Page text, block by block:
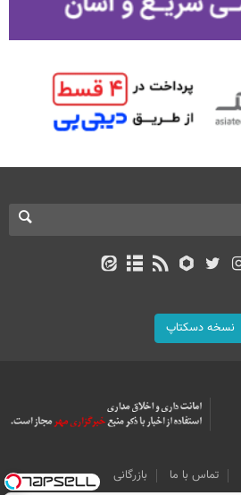
نسخه دسکتاپ
تماس با ما
بازرگانی